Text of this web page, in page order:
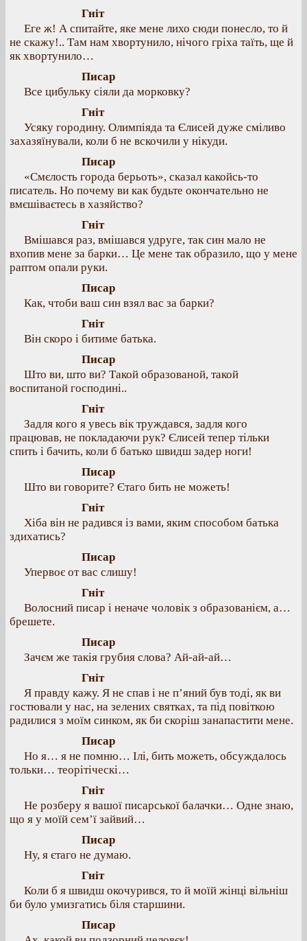
Гніт
Еге ж! А спитайте, яке мене лихо сюди понесло, то й
не скажу!.. Там нам хвортунило, нічого гріха таїть, ще й
як хвортунило…
Писар
Все цибульку сіяли да морковку?
Гніт
Усяку городину. Олимпіяда та Єлисей дуже сміливо
захазяїнували, коли б не вскочили у нікуди.
Писар
«Смєлость города берьоть», сказал какойсь-то
писатель. Но почему ви как будьте окончательно не
вмєшіваєтесь в хазяйство?
Гніт
Вмішався раз, вмішався удруге, так син мало не
вхопив мене за барки… Це мене так образило, що у мене
раптом опали руки.
Писар
Как, чтоби ваш син взял вас за барки?
Гніт
Він скоро і битиме батька.
Писар
Што ви, што ви? Такой образованой, такой
воспитаной господині..
Гніт
Задля кого я увесь вік труждався, задля кого
працював, не покладаючи рук? Єлисей тепер тільки
спить і бачить, коли б батько швидш задер ноги!
Писар
Што ви говорите? Єтаго бить не можеть!
Гніт
Хіба він не радився із вами, яким способом батька
здихатись?
Писар
Упервоє от вас слишу!
Гніт
Волосний писар і неначе чоловік з образованієм, а…
брешете.
Писар
Зачєм же такія грубия слова? Ай-ай-ай…
Гніт
Я правду кажу. Я не спав і не п’яний був тоді, як ви
гостювали у нас, на зелених святках, та під повіткою
радилися з моїм синком, як би скоріш занапастити мене.
Писар
Но я… я не помню… Ілі, бить можеть, обсуждалось
тольки… теорітіческі…
Гніт
Не розберу я вашої писарської балачки… Одне знаю,
що я у моїй сем’ї зайвий…
Писар
Ну, я єтаго не думаю.
Гніт
Коли б я швидш окочурився, то й моїй жінці вільніш
би було умизгатись біля старшини.
Писар